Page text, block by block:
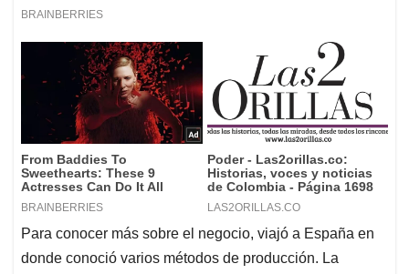
Para conocer más sobre el negocio, viajó a España en
donde conoció varios métodos de producción. La